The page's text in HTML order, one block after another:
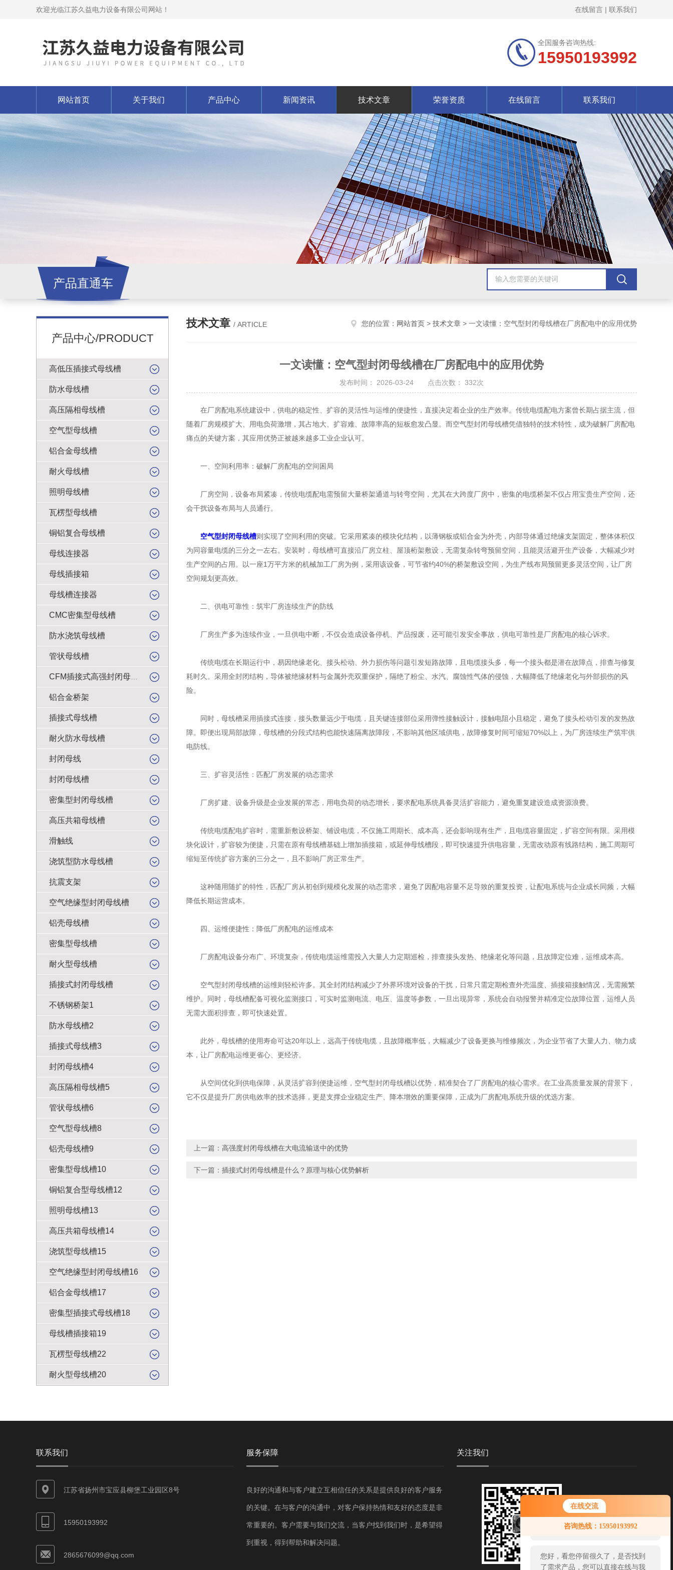
在线交流
咨询热线：15950193992
您好！欢迎前来咨询，很高兴为您
服务，请问您要咨询什么问题呢？
您好，看您停留很久了，是否找到
了需求产品，您可以直接在线与我
欢迎光临江苏久益电力设备有限公司网站！ 在线留言 | 联系我们
全国服务咨询热线:
15950193992
网站首页 关于我们 产品中心 新闻资讯 技术文章 荣誉资质 在线留言 联系我们
产品直通车
产品中心/PRODUCT
高低压插接式母线槽
防水母线槽
高压隔相母线槽
空气型母线槽
铝合金母线槽
耐火母线槽
照明母线槽
瓦楞型母线槽
铜铝复合母线槽
母线连接器
母线插接箱
母线槽连接器
CMC密集型母线槽
防水浇筑母线槽
管状母线槽
铝合金桥架
插接式母线槽
耐火防水母线槽
封闭母线
封闭母线槽
密集型封闭母线槽
高压共箱母线槽
滑触线
浇筑型防水母线槽
抗震支架
空气绝缘型封闭母线槽
铝壳母线槽
密集型母线槽
耐火型母线槽
插接式封闭母线槽
不锈钢桥架1
防水母线槽2
插接式母线槽3
封闭母线槽4
高压隔相母线槽5
管状母线槽6
空气型母线槽8
铝壳母线槽9
密集型母线槽10
铜铝复合型母线槽12
照明母线槽13
高压共箱母线槽14
浇筑型母线槽15
空气绝缘型封闭母线槽16
铝合金母线槽17
密集型插接式母线槽18
母线槽插接箱19
瓦楞型母线槽22
耐火型母线槽20
技术文章 / ARTICLE 您的位置： 网站首页 > 技术文章 > 一文读懂：空气型封闭母线槽在厂房配电中的应用优势
一文读懂：空气型封闭母线槽在厂房配电中的应用优势
发布时间： 2026-03-24 点击次数： 332次
在厂房配电系统建设中，供电的稳定性、扩容的灵活性与运维的便捷性，直接决定着企业的生产效率。传统电缆配电方案曾长期占据主流，但
随着厂房规模扩大、用电负荷激增，其占地大、扩容难、故障率高的短板愈发凸显。而空气型封闭母线槽凭借独特的技术特性，成为破解厂房配电
痛点的关键方案，其应用优势正被越来越多工业企业认可。
一、空间利用率：破解厂房配电的空间困局
厂房空间，设备布局紧凑，传统电缆配电需预留大量桥架通道与转弯空间，尤其在大跨度厂房中，密集的电缆桥架不仅占用宝贵生产空间，还
会干扰设备布局与人员通行。
空气型封闭母线槽则实现了空间利用的突破。它采用紧凑的模块化结构，以薄钢板或铝合金为外壳，内部导体通过绝缘支架固定，整体体积仅
为同容量电缆的三分之一左右。安装时，母线槽可直接沿厂房立柱、屋顶桁架敷设，无需复杂转弯预留空间，且能灵活避开生产设备，大幅减少对
生产空间的占用。以一座1万平方米的机械加工厂房为例，采用该设备，可节省约40%的桥架敷设空间，为生产线布局预留更多灵活空间，让厂房
空间规划更高效。
二、供电可靠性：筑牢厂房连续生产的防线
厂房生产多为连续作业，一旦供电中断，不仅会造成设备停机、产品报废，还可能引发安全事故，供电可靠性是厂房配电的核心诉求。
传统电缆在长期运行中，易因绝缘老化、接头松动、外力损伤等问题引发短路故障，且电缆接头多，每一个接头都是潜在故障点，排查与修复
耗时久。采用全封闭结构，导体被绝缘材料与金属外壳双重保护，隔绝了粉尘、水汽、腐蚀性气体的侵蚀，大幅降低了绝缘老化与外部损伤的风
险。
同时，母线槽采用插接式连接，接头数量远少于电缆，且关键连接部位采用弹性接触设计，接触电阻小且稳定，避免了接头松动引发的发热故
障。即便出现局部故障，母线槽的分段式结构也能快速隔离故障段，不影响其他区域供电，故障修复时间可缩短70%以上，为厂房连续生产筑牢供
电防线。
三、扩容灵活性：匹配厂房发展的动态需求
厂房扩建、设备升级是企业发展的常态，用电负荷的动态增长，要求配电系统具备灵活扩容能力，避免重复建设造成资源浪费。
传统电缆配电扩容时，需重新敷设桥架、铺设电缆，不仅施工周期长、成本高，还会影响现有生产，且电缆容量固定，扩容空间有限。采用模
块化设计，扩容较为便捷，只需在原有母线槽基础上增加插接箱，或延伸母线槽段，即可快速提升供电容量，无需改动原有线路结构，施工周期可
缩短至传统扩容方案的三分之一，且不影响厂房正常生产。
这种随用随扩的特性，匹配厂房从初创到规模化发展的动态需求，避免了因配电容量不足导致的重复投资，让配电系统与企业成长同频，大幅
降低长期运营成本。
四、运维便捷性：降低厂房配电的运维成本
厂房配电设备分布广、环境复杂，传统电缆运维需投入大量人力定期巡检，排查接头发热、绝缘老化等问题，且故障定位难，运维成本高。
空气型封闭母线槽的运维则轻松许多。其全封闭结构减少了外界环境对设备的干扰，日常只需定期检查外壳温度、插接箱接触情况，无需频繁
维护。同时，母线槽配备可视化监测接口，可实时监测电流、电压、温度等参数，一旦出现异常，系统会自动报警并精准定位故障位置，运维人员
无需大面积排查，即可快速处置。
此外，母线槽的使用寿命可达20年以上，远高于传统电缆，且故障概率低，大幅减少了设备更换与维修频次，为企业节省了大量人力、物力成
本，让厂房配电运维更省心、更经济。
从空间优化到供电保障，从灵活扩容到便捷运维，空气型封闭母线槽以优势，精准契合了厂房配电的核心需求。在工业高质量发展的背景下，
它不仅是提升厂房供电效率的技术选择，更是支撑企业稳定生产、降本增效的重要保障，正成为厂房配电系统升级的优选方案。
上一篇： 高强度封闭母线槽在大电流输送中的优势
下一篇： 插接式封闭母线槽是什么？原理与核心优势解析
联系我们
江苏省扬州市宝应县柳堡工业园区8号
15950193992
2865676099@qq.com
服务保障
良好的沟通和与客户建立互相信任的关系是提供良好的客户服务
的关键。在与客户的沟通中，对客户保持热情和友好的态度是非
常重要的。客户需要与我们交流，当客户找到我们时，是希望得
到重视，得到帮助和解决问题。
关注我们